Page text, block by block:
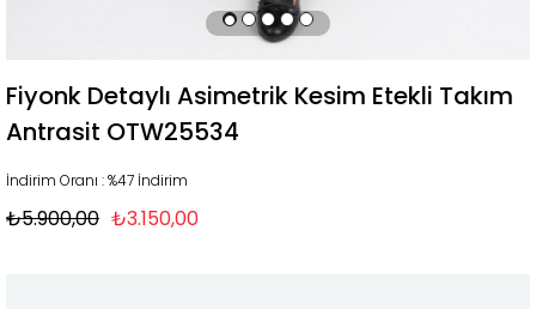
Fiyonk Detaylı Asimetrik Kesim Etekli Takım
Antrasit OTW25534
İndirim Oranı :%47 İndirim
₺5.900,00 ₺3.150,00